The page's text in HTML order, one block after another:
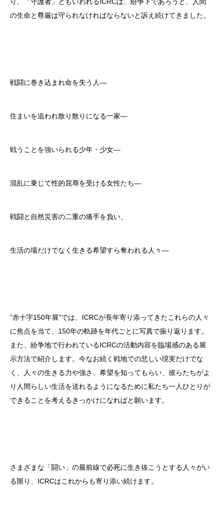
の生命と尊厳は守られなければならないと訴え続けてきました。
戦闘に巻き込まれ命を失う人—
住まいを追われ散り散りになる一家—
戦うことを強いられる少年・少女—
混乱に乗じて性的屈辱を受ける女性たち—
戦闘と自然災害の二重の痛手を負い、
生活の場だけでなく生きる希望すら奪われる人々—
”赤十字150年展”では、ICRCが長年寄り添ってきたこれらの人々
に焦点を当て、150年の軌跡を年代ごとに写真で振り返ります。
また、紛争地で行われているICRCの活動内容を臨場感のある展
示方法で紹介します。今なお続く戦地での悲しい現実だけでな
く、人々の生きる力や強さ、希望を知ってもらい、彼らたちがよ
り人間らしい生活を送れるようになるために私たち一人ひとりが
できることを考えるきっかけになればと願います。
さまざまな「闘い」の最前線で必死に生き抜こうとする人々がい
る限り、ICRCはこれからも寄り添い続けます。